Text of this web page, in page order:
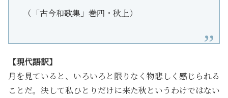
（「古今和歌集」巻四・秋上）
【現代語訳】
月を見ていると、いろいろと限りなく物悲しく感じられる
ことだ。決して私ひとりだけに来た秋というわけではない